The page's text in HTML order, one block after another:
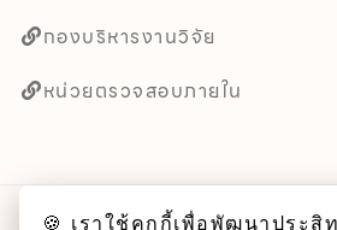
กองบริหารงานวิจัย
หน่วยตรวจสอบภายใน
🍪 เราใช้คุกกี้เพื่อพัฒนาประสิ